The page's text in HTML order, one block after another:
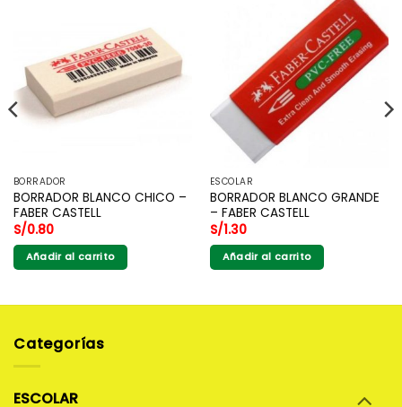
BORRADOR
BORRADOR BLANCO CHICO –
FABER CASTELL
S/0.80
Añadir al carrito
ESCOLAR
BORRADOR BLANCO GRANDE
– FABER CASTELL
S/1.30
Añadir al carrito
Categorías
ESCOLAR